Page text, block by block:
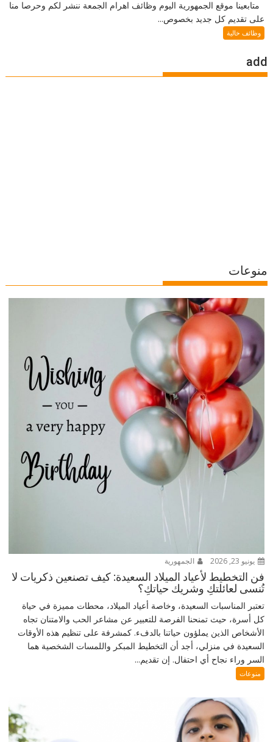
متابعينا موقع الجمهورية اليوم وظائف اهرام الجمعة ننشر لكم وحرصا منا
على تقديم كل جديد بخصوص...
وظائف خالية
add
منوعات
يونيو 23, 2026 الجمهورية
فن التخطيط لأعياد الميلاد السعيدة: كيف تصنعين ذكريات لا
تُنسى لعائلتكِ وشريك حياتكِ؟
تعتبر المناسبات السعيدة، وخاصة أعياد الميلاد، محطات مميزة في حياة
كل أسرة، حيث تمنحنا الفرصة للتعبير عن مشاعر الحب والامتنان تجاه
الأشخاص الذين يملؤون حياتنا بالدفء. كمشرفة على تنظيم هذه الأوقات
السعيدة في منزلي، أجد أن التخطيط المبكر واللمسات الشخصية هما
السر وراء نجاح أي احتفال. إن تقديم...
منوعات